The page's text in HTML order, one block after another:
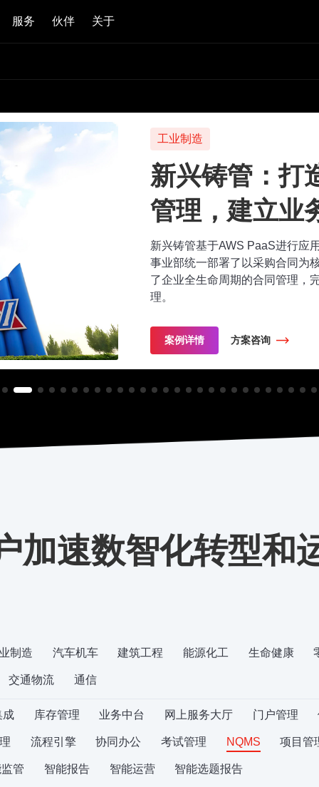
服务 伙伴 关于
建筑工程
上海基础
管控的数
经过十二大业务版块，
端到端全生命周期的项
域在信息层面统一整合
案例详情
加速数智化转型和
制造 汽车机车 建筑工程 能源化工 生命健康
交通物流 通信
成 库存管理 业务中台 网上服务大厅 门户管理
流程引擎 协同办公 考试管理 NQMS 项目管
管 智能报告 智能运营 智能选题报告